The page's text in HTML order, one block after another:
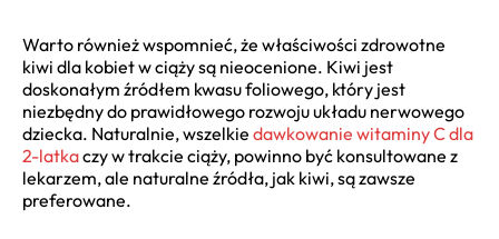
Warto również wspomnieć, że właściwości zdrowotne
kiwi dla kobiet w ciąży są nieocenione. Kiwi jest
doskonałym źródłem kwasu foliowego, który jest
niezbędny do prawidłowego rozwoju układu nerwowego
dziecka. Naturalnie, wszelkie dawkowanie witaminy C dla
2-latkaczy w trakcie ciąży, powinno być konsultowane z
lekarzem, ale naturalne źródła, jak kiwi, są zawsze
preferowane.